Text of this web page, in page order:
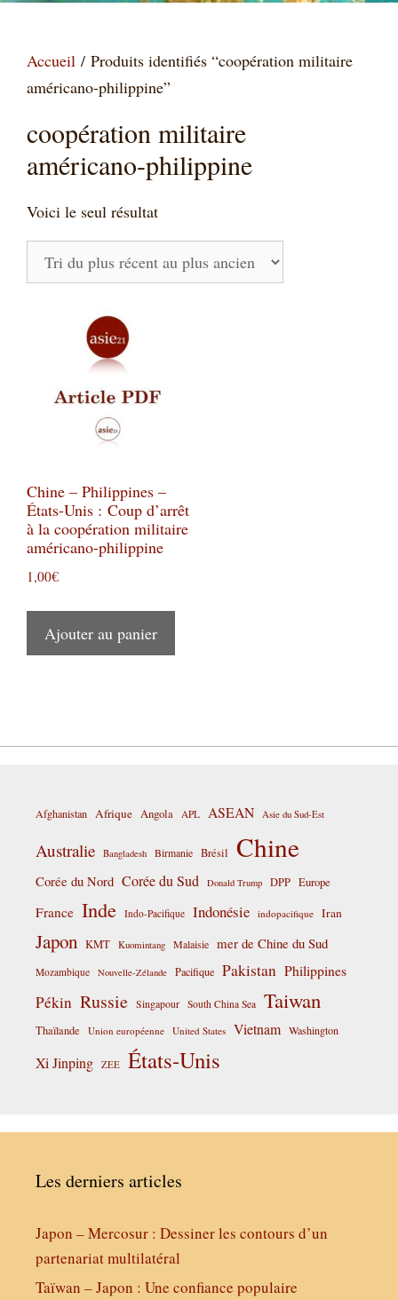
Accueil / Produits identifiés “coopération militaire
américano-philippine”
coopération militaire
américano-philippine
Voici le seul résultat
Chine – Philippines –
États-Unis : Coup d’arrêt
à la coopération militaire
américano-philippine
1,00€
Ajouter au panier
Afghanistan Afrique Angola APL ASEAN Asie du Sud-Est
Australie Bangladesh Birmanie Brésil Chine
Corée du Nord Corée du Sud Donald Trump DPP Europe
France Inde Indo-Pacifique Indonésie indopacifique Iran
Japon KMT Kuomintang Malaisie mer de Chine du Sud
Mozambique Nouvelle-Zélande Pacifique Pakistan Philippines
Pékin Russie Singapour South China Sea Taiwan
Thaïlande Union européenne United States Vietnam Washington
Xi Jinping ZEE États-Unis
Les derniers articles
Japon – Mercosur : Dessiner les contours d’un
partenariat multilatéral
Taïwan – Japon : Une confiance populaire